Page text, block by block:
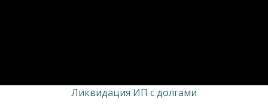
Ликвидация ИП с долгами